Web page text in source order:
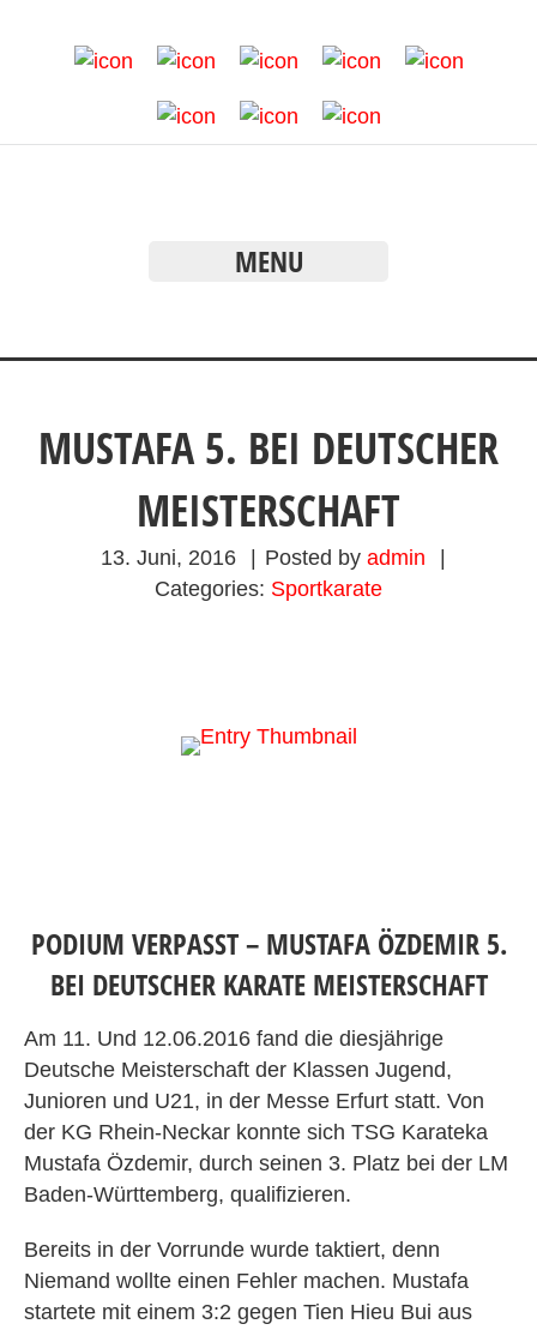
MENU
MUSTAFA 5. BEI DEUTSCHER
MEISTERSCHAFT
13. Juni, 2016 Posted by admin
Categories: Sportkarate
PODIUM VERPASST – MUSTAFA ÖZDEMIR 5.
BEI DEUTSCHER KARATE MEISTERSCHAFT
Am 11. Und 12.06.2016 fand die diesjährige
Deutsche Meisterschaft der Klassen Jugend,
Junioren und U21, in der Messe Erfurt statt. Von
der KG Rhein-Neckar konnte sich TSG Karateka
Mustafa Özdemir, durch seinen 3. Platz bei der LM
Baden-Württemberg, qualifizieren.
Bereits in der Vorrunde wurde taktiert, denn
Niemand wollte einen Fehler machen. Mustafa
startete mit einem 3:2 gegen Tien Hieu Bui aus